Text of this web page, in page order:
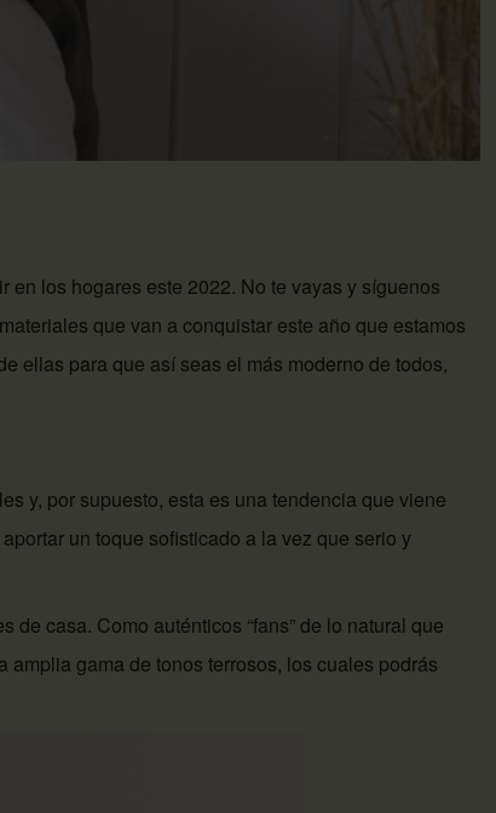
los hogares este 2022. No te vayas y síguenos
que van a conquistar este año que estamos
ellas para que así seas el más moderno de todos,
y, por supuesto, esta es una tendencia que viene
un toque sofisticado a la vez que serio y
casa. Como auténticos “fans” de lo natural que
gama de tonos terrosos, los cuales podrás